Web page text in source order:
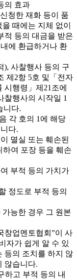
의 효과
청한 재화 등이 품
때에는 지체 없이
적 등의 대금을 받은
에 환급하거나 환
), 사찰행사 등의 구
제2항 5호 및「전자
행령」제21조에
찰행사의 시작일 1
니다.
각 호의 1에 해당
다.
멸실 또는 훼손된
여 포장 등을 훼손
부적 등의 가치가
정도로 부적 등의
능한 경우 그 원본
창업멘토협회”이 사
자가 쉽게 알 수 있
등의 조치를 하지 않
않습니다.
하고 부적 등의 내